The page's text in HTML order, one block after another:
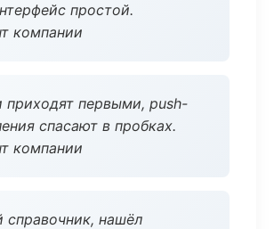
простой.
компании
приходят первыми, push-
спасают в пробках.
компании
справочник, нашёл